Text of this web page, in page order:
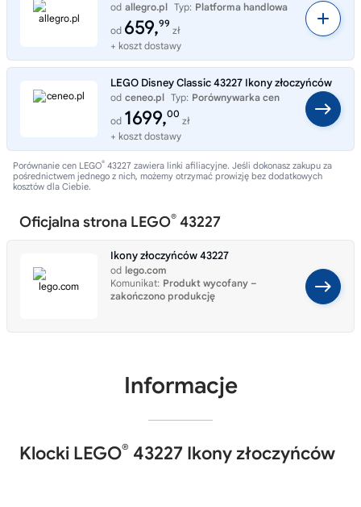
od allegro.pl Typ: Platforma handlowa
od 659,99
zł
+ koszt dostawy
LEGO Disney Classic 43227 Ikony złoczyńców
od ceneo.pl Typ: Porównywarka cen
od 1699,00
zł
+ koszt dostawy
Porównanie cen LEGO® 43227 zawiera linki afiliacyjne. Jeśli dokonasz zakupu za
pośrednictwem jednego z nich, możemy otrzymać prowizję bez dodatkowych
kosztów dla Ciebie.
Oficjalna strona LEGO® 43227
Ikony złoczyńców 43227
od lego.com
Komunikat: Produkt wycofany –
zakończono produkcję
Informacje
Klocki LEGO® 43227 Ikony złoczyńców